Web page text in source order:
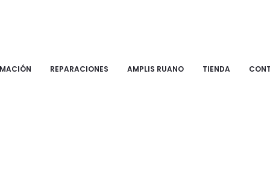
REPARACIONES AMPLIS RUANO TIENDA